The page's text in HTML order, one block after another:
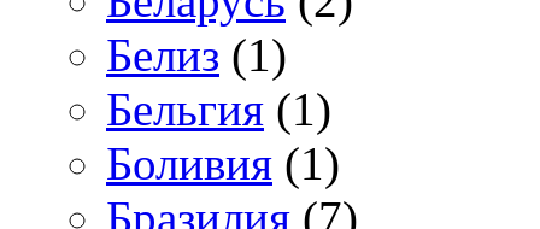
Белиз (1)
Бельгия (1)
Боливия (1)
Бразилия (7)